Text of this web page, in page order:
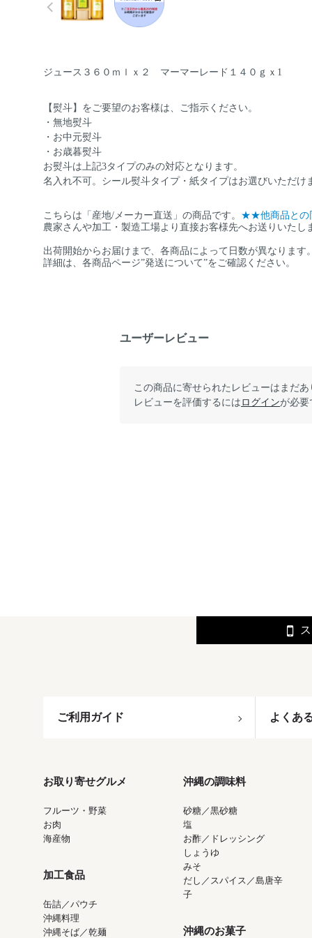
ジュース３６０ｍｌｘ２ マーマーレード１４０ｇｘ1
【熨斗】をご要望のお客様は、ご指示ください。
・無地熨斗
・お中元熨斗
・お歳暮熨斗
お熨斗は上記3タイプのみの対応となります。
名入れ不可。シール熨斗タイプ・紙タイプはお選びいただけ
こちらは「産地/メーカー直送」の商品です。 ★★他商品と
農家さんや加工・製造工場より直接お客様先へお送りいたし
出荷開始からお届けまで、各商品によって日数が異なります
詳細は、各商品ページ”発送について”をご確認ください。
ユーザーレビュー
この商品に寄せられたレビューはまだあ
レビューを評価するには ログインが必要
ご利用ガイド よくあ
お取り寄せグルメ
フルーツ・野菜
お肉
海産物
加工食品
缶詰／パウチ
沖縄料理
沖縄そば／乾麺
沖縄の調味料
砂糖／黒砂糖
塩
お酢／ドレッシング
しょうゆ
みそ
だし／スパイス／島唐辛
子
沖縄のお菓子